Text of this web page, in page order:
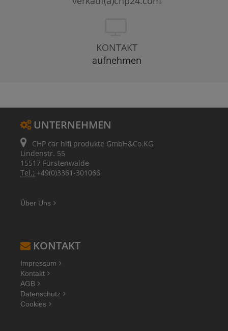
KONTAKT
aufnehmen
UNTERNEHMEN
CHP car hifi produkte GmbH&Co.KG
Lindenstr. 55
15517 Fürstenwalde
Tel.: +49(0)3361-301066
Über Uns
KONTAKT
Impressum
Kontakt
AGB
Datenschutz
Cookies